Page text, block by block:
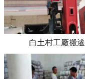
白土村工廠搬遷